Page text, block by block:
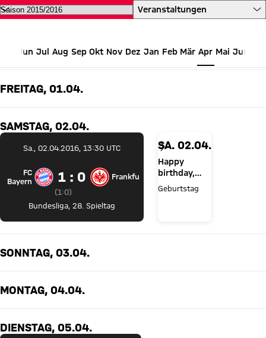
Alle Termine des FC Bayern
Veranstaltungen
Jun Jul Aug Sep Okt Nov Dez Jan Feb Mär Apr Mai Jun
APRIL 2016
FREITAG, 01.04.
SAMSTAG, 02.04.
Sa., 02.04.2016, 13:30 UTC
FC Bayern München gegen Eintracht Frankfurt
FC
Bayern
1 zu 0
1 : 0
(Zwischenergebnis:
1 zu 0 nach Erste Halbzeit
1:0)
Frankfurt
Bundesliga 28. Spieltag
SA. 02.04.
Happy
birthday,
Josip
Geburtstag
SONNTAG, 03.04.
MONTAG, 04.04.
DIENSTAG, 05.04.